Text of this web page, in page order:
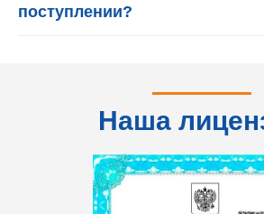
поступлении?
Наша